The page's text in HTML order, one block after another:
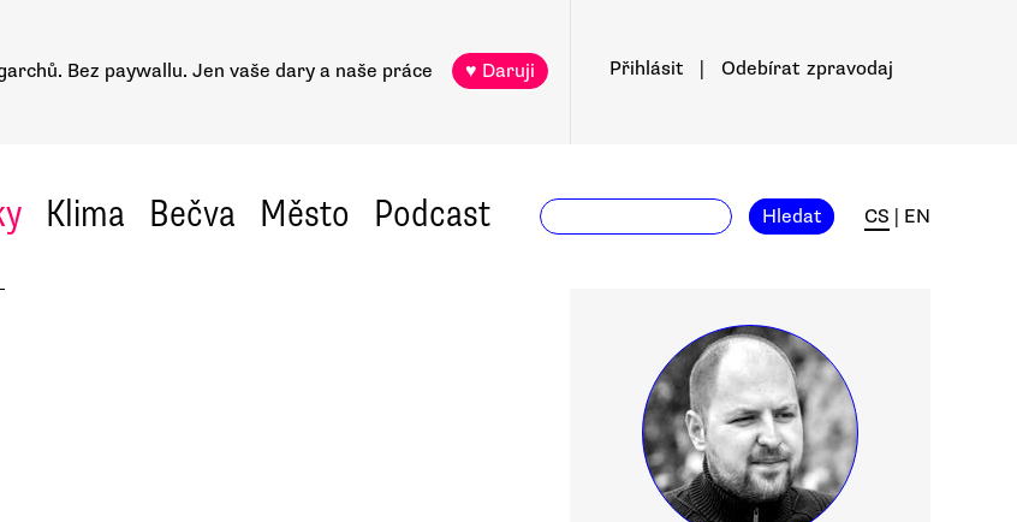
Bez paywallu. Jen vaše dary a naše práce ♥ Daruji Přihlásit Odebírat zpravodaj
Klima Bečva Město Podcast Hledat CS EN